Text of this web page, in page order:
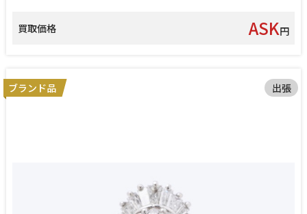
買取価格 ASK円
ブランド品 出張